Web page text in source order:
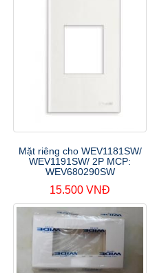
Mặt riêng cho WEV1181SW/
WEV1191SW/ 2P MCP:
WEV680290SW
15.500 VNĐ